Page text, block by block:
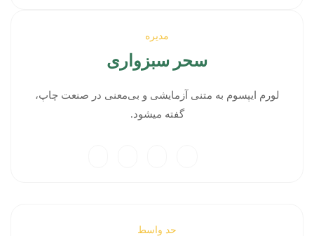
مدیره
سحر سبزواری
لورم ایپسوم به متنی آزمایشی و بی‌معنی در صنعت چاپ،
گفته میشود.
حد واسط